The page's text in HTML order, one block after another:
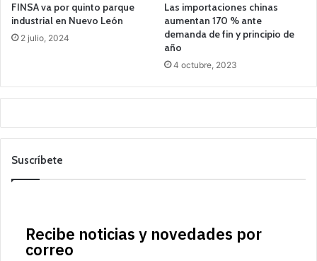
FINSA va por quinto parque
industrial en Nuevo León
2 julio, 2024
Las importaciones chinas
aumentan 170 % ante
demanda de fin y principio de
año
4 octubre, 2023
Suscríbete
Recibe noticias y novedades por
correo